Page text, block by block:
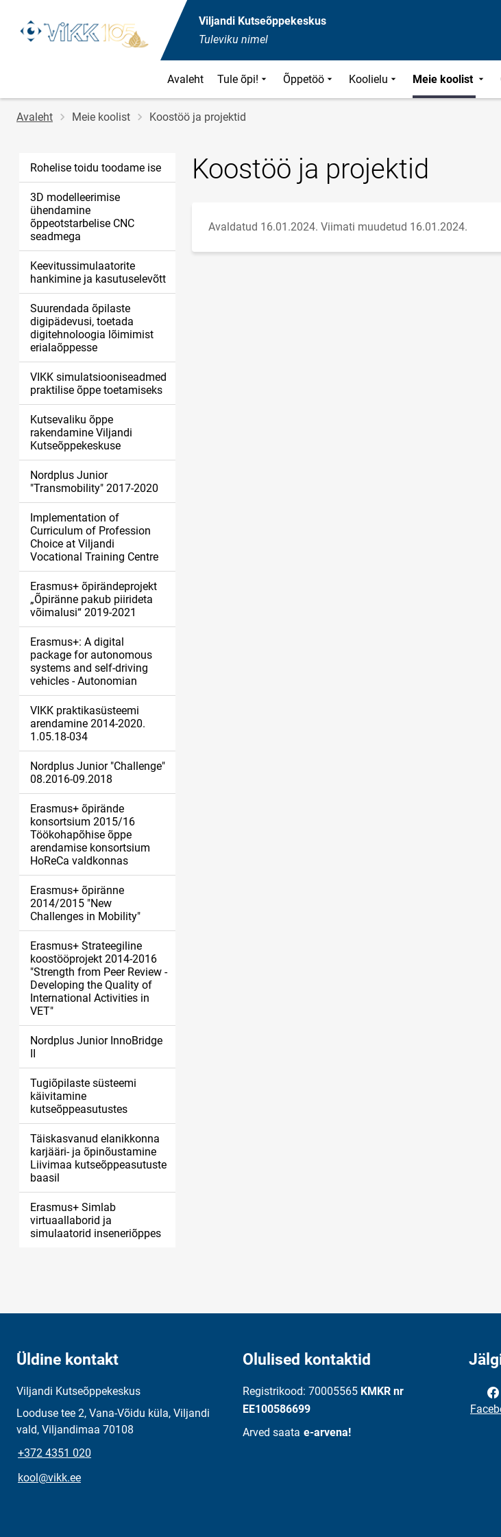
Viljandi Kutseõppekeskus
Tuleviku nimel
Avaleht Tule õpi! Õppetöö Koolielu Meie koolist
Jälglink
Avaleht Meie koolist Koostöö ja projektid
Rohelise toidu toodame ise
3D modelleerimise
ühendamine
õppeotstarbelise CNC
seadmega
Keevitussimulaatorite
hankimine ja kasutuselevõtt
Suurendada õpilaste
digipädevusi, toetada
digitehnoloogia lõimimist
erialaõppesse
VIKK simulatsiooniseadmed
praktilise õppe toetamiseks
Kutsevaliku õppe
rakendamine Viljandi
Kutseõppekeskuse
Nordplus Junior
"Transmobility" 2017-2020
Implementation of
Curriculum of Profession
Choice at Viljandi
Vocational Training Centre
Erasmus+ õpirändeprojekt
„Õpiränne pakub piirideta
võimalusi“ 2019-2021
Erasmus+: A digital
package for autonomous
systems and self-driving
vehicles - Autonomian
VIKK praktikasüsteemi
arendamine 2014-2020.
1.05.18-034
Nordplus Junior "Challenge"
08.2016-09.2018
Erasmus+ õpirände
konsortsium 2015/16
Töökohapõhise õppe
arendamise konsortsium
HoReCa valdkonnas
Erasmus+ õpiränne
2014/2015 "New
Challenges in Mobility"
Erasmus+ Strateegiline
koostööprojekt 2014-2016
"Strength from Peer Review -
Developing the Quality of
International Activities in
VET"
Nordplus Junior InnoBridge
II
Tugiõpilaste süsteemi
käivitamine
kutseõppeasutustes
Täiskasvanud elanikkonna
karjääri- ja õpinõustamine
Liivimaa kutseõppeasutuste
baasil
Erasmus+ Simlab
virtuaallaborid ja
simulaatorid inseneriõppes
Koostöö ja projektid
Avaldatud 16.01.2024. Viimati muudetud 16.01.2024.
Üldine kontakt
Viljandi Kutseõppekeskus
Looduse tee 2, Vana-Võidu küla, Viljandi
vald, Viljandimaa 70108
+372 4351 020
kool@vikk.ee
Olulised kontaktid
Registrikood: 70005565 KMKR nr
EE100586699
Arved saata e-arvena!